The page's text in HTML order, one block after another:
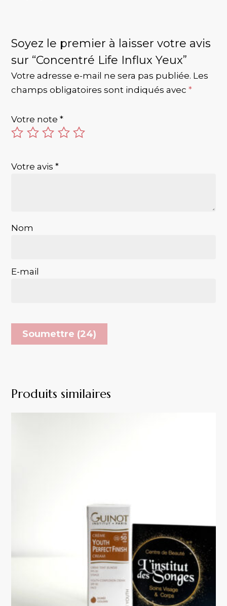
Soyez le premier à laisser votre avis
sur “Concentré Life Influx Yeux”
Votre adresse e-mail ne sera pas publiée. Les
champs obligatoires sont indiqués avec*
Votre note*
Votre avis*
Nom
E-mail
Produits similaires